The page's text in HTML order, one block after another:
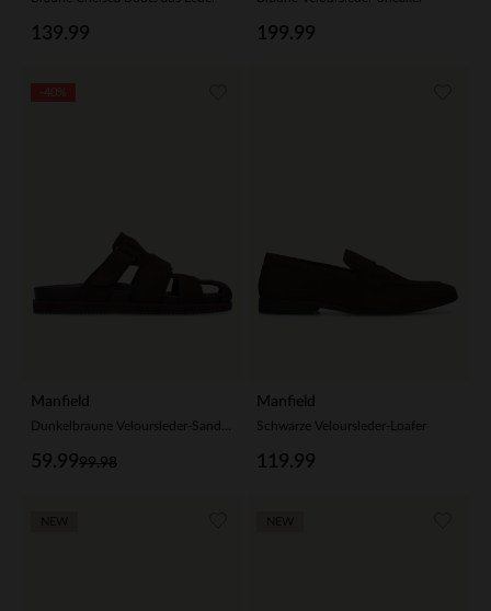
139.99 199.99
Manfield
99.98
59.99
Manfield
Schwarze Veloursleder-Loafer
119.99